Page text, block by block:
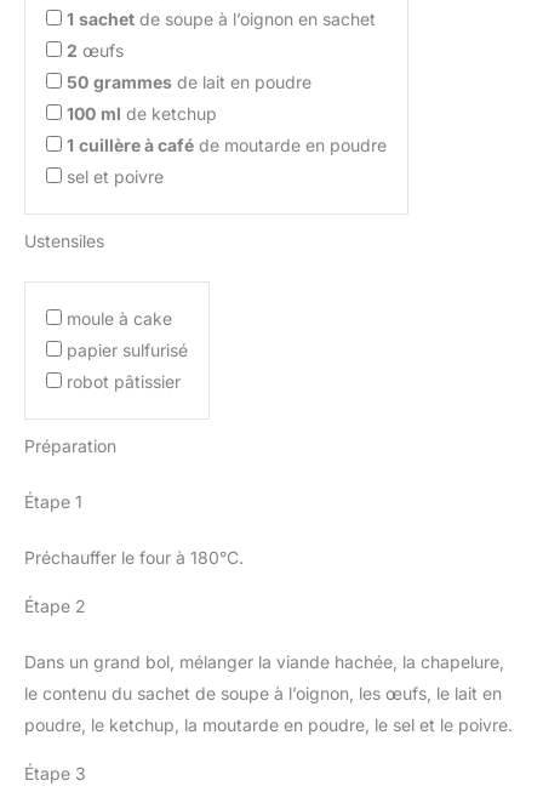
1 sachet de soupe à l’oignon en sachet
2 œufs
50 grammes de lait en poudre
100 ml de ketchup
1 cuillère à café de moutarde en poudre
sel et poivre
Ustensiles
moule à cake
papier sulfurisé
robot pâtissier
Préparation
Étape 1
Préchauffer le four à 180°C.
Étape 2
Dans un grand bol, mélanger la viande hachée, la chapelure,
le contenu du sachet de soupe à l’oignon, les œufs, le lait en
poudre, le ketchup, la moutarde en poudre, le sel et le poivre.
Étape 3